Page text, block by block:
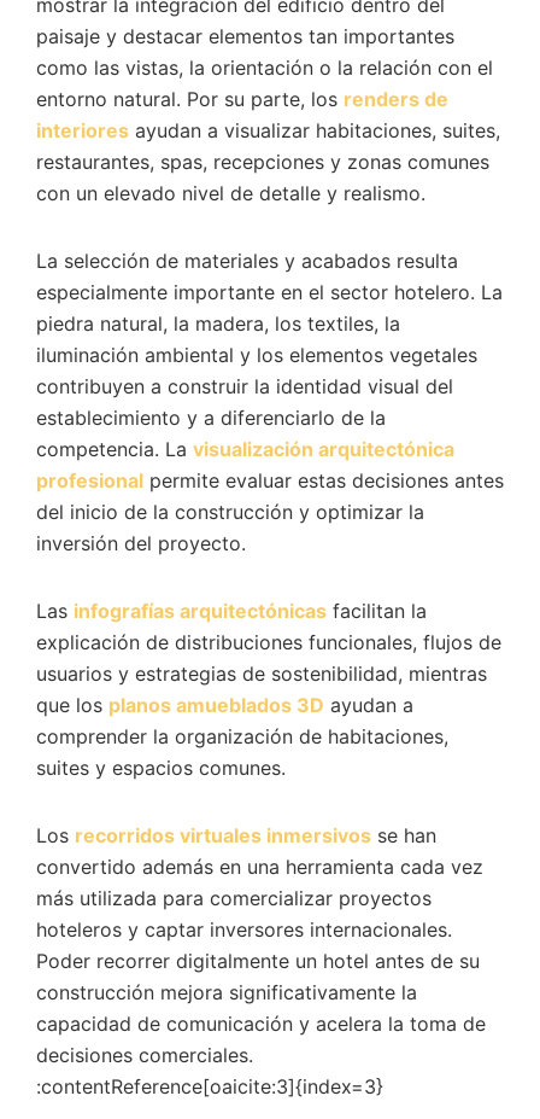
mostrar la integración del edificio dentro del
paisaje y destacar elementos tan importantes
como las vistas, la orientación o la relación con el
entorno natural. Por su parte, los renders de
interiores ayudan a visualizar habitaciones, suites,
restaurantes, spas, recepciones y zonas comunes
con un elevado nivel de detalle y realismo.
La selección de materiales y acabados resulta
especialmente importante en el sector hotelero. La
piedra natural, la madera, los textiles, la
iluminación ambiental y los elementos vegetales
contribuyen a construir la identidad visual del
establecimiento y a diferenciarlo de la
competencia. La visualización arquitectónica
profesional permite evaluar estas decisiones antes
del inicio de la construcción y optimizar la
inversión del proyecto.
Las infografías arquitectónicas facilitan la
explicación de distribuciones funcionales, flujos de
usuarios y estrategias de sostenibilidad, mientras
que los planos amueblados 3D ayudan a
comprender la organización de habitaciones,
suites y espacios comunes.
Los recorridos virtuales inmersivos se han
convertido además en una herramienta cada vez
más utilizada para comercializar proyectos
hoteleros y captar inversores internacionales.
Poder recorrer digitalmente un hotel antes de su
construcción mejora significativamente la
capacidad de comunicación y acelera la toma de
decisiones comerciales.
:contentReference[oaicite:3]{index=3}